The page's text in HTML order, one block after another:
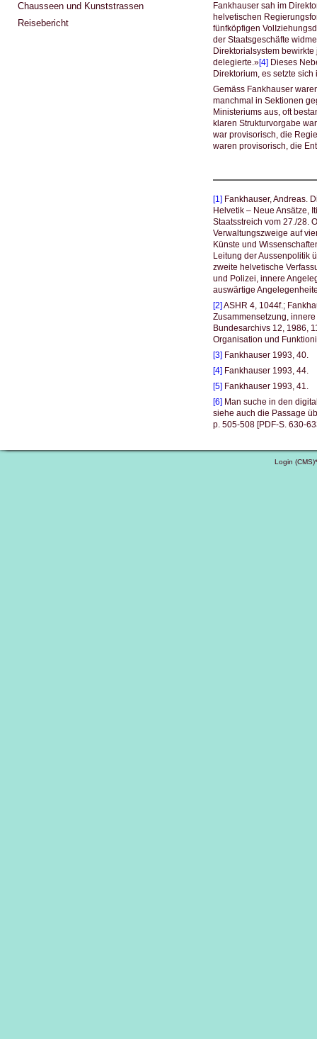
Fankhauser sah im
helvetischen
fünfköpfigen
der Staatsgeschäfte
Direktorialsystem
delegierte.»[4] Dieses
Direktorium, es setzte
Gemäss Fankhauser
manchmal in Sektionen
Ministeriums aus, oft
klaren Strukturvorgabe
war provisorisch, die
waren provisorisch, die
[1] Fankhauser, Andreas.
Helvetik – Neue Ansätze,
Staatsstreich vom 27./28.
Verwaltungszweige auf
Künste und
Leitung der Aussenpolitik
zweite helvetische
und Polizei, innere
auswärtige
[2] ASHR 4, 1044f.;
Zusammensetzung,
Bundesarchivs 12, 1986,
Organisation und
[3] Fankhauser 1993, 40.
[4] Fankhauser 1993, 44.
[5] Fankhauser 1993, 41.
[6] Man suche in den
siehe auch die Passage
p. 505-508 [PDF-S. 630-
Chausseen und Kunststrassen
Reisebericht
Login (CMS)*